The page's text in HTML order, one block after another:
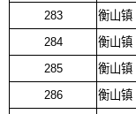
283
衡山镇
284
衡山镇
285
衡山镇
286
衡山镇